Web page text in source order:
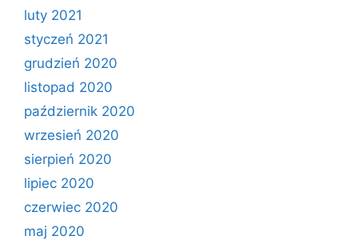
luty 2021
styczeń 2021
grudzień 2020
listopad 2020
październik 2020
wrzesień 2020
sierpień 2020
lipiec 2020
czerwiec 2020
maj 2020